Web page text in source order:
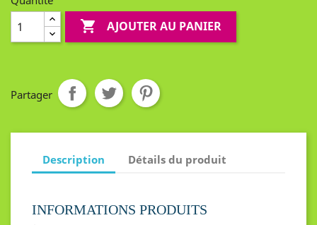
 AJOUTER AU PANIER
Partager
Description Détails du produit
INFORMATIONS PRODUITS